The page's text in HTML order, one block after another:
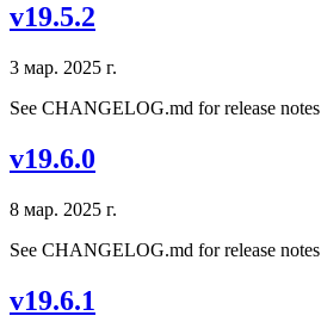
v19.5.2
3 мар. 2025 г.
See CHANGELOG.md for release notes
v19.6.0
8 мар. 2025 г.
See CHANGELOG.md for release notes
v19.6.1